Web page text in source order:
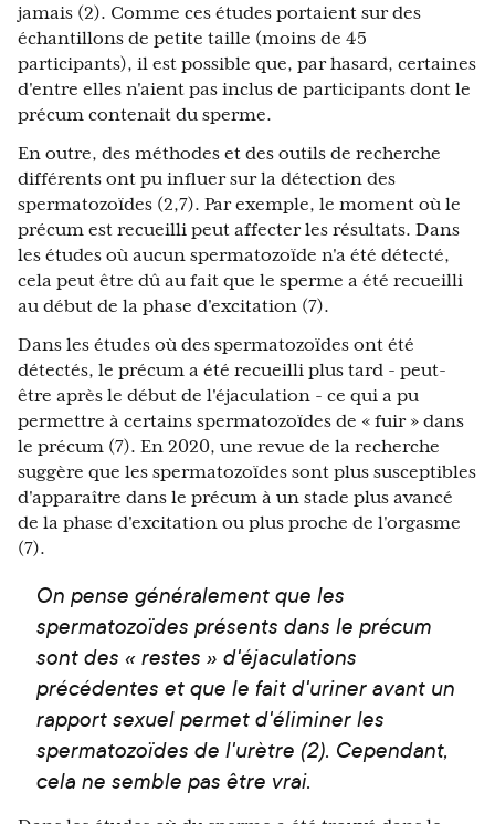
jamais (2). Comme ces études portaient sur des
échantillons de petite taille (moins de 45
participants), il est possible que, par hasard, certaines
d'entre elles n'aient pas inclus de participants dont le
précum contenait du sperme.
En outre, des méthodes et des outils de recherche
différents ont pu influer sur la détection des
spermatozoïdes (2,7). Par exemple, le moment où le
précum est recueilli peut affecter les résultats. Dans
les études où aucun spermatozoïde n'a été détecté,
cela peut être dû au fait que le sperme a été recueilli
au début de la phase d'excitation (7).
Dans les études où des spermatozoïdes ont été
détectés, le précum a été recueilli plus tard - peut-
être après le début de l'éjaculation - ce qui a pu
permettre à certains spermatozoïdes de « fuir » dans
le précum (7). En 2020, une revue de la recherche
suggère que les spermatozoïdes sont plus susceptibles
d'apparaître dans le précum à un stade plus avancé
de la phase d'excitation ou plus proche de l'orgasme
(7).
On pense généralement que les
spermatozoïdes présents dans le précum
sont des « restes » d'éjaculations
précédentes et que le fait d'uriner avant un
rapport sexuel permet d'éliminer les
spermatozoïdes de l'urètre (2). Cependant,
cela ne semble pas être vrai.